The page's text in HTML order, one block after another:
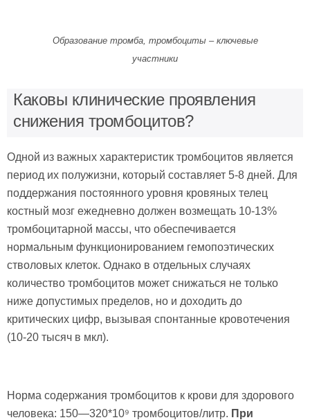
Образование тромба, тромбоциты – ключевые
участники
Каковы клинические проявления
снижения тромбоцитов?
Одной из важных характеристик тромбоцитов является
период их полужизни, который составляет 5-8 дней. Для
поддержания постоянного уровня кровяных телец
костный мозг ежедневно должен возмещать 10-13%
тромбоцитарной массы, что обеспечивается
нормальным функционированием гемопоэтических
стволовых клеток. Однако в отдельных случаях
количество тромбоцитов может снижаться не только
ниже допустимых пределов, но и доходить до
критических цифр, вызывая спонтанные кровотечения
(10-20 тысяч в мкл).
Норма содержания тромбоцитов к крови для здорового
человека: 150—320*10⁹ тромбоцитов/литр. При